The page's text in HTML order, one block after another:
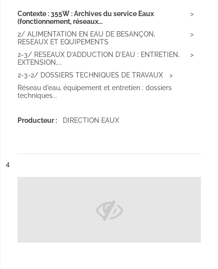
Contexte : 355W : Archives du service Eaux
(fonctionnement, réseaux...
2/ ALIMENTATION EN EAU DE BESANÇON,
RESEAUX ET EQUIPEMENTS
2-3/ RESEAUX D'ADDUCTION D'EAU : ENTRETIEN,
EXTENSION,...
2-3-2/ DOSSIERS TECHNIQUES DE TRAVAUX
Réseau d'eau, équipement et entretien : dossiers
techniques...
Producteur : DIRECTION EAUX
n°
4